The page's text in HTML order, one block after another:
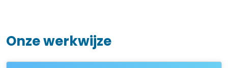
Onze werkwijze